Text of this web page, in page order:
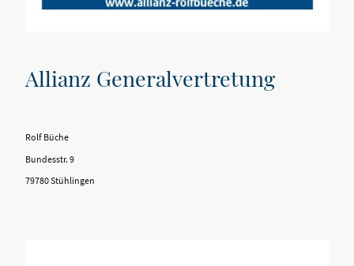
Allianz Generalvertretung
Rolf Büche
Bundesstr. 9
79780 Stühlingen